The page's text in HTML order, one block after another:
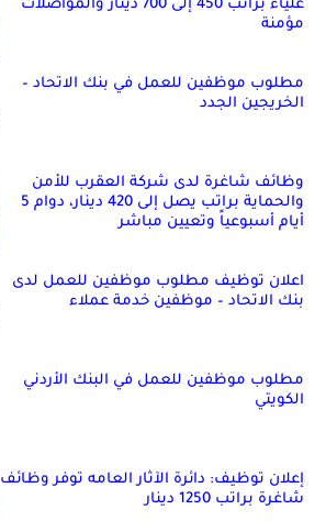
علياء براتب 450 إلى 700 دينار والمواصلات
مؤمنة
مطلوب موظفين للعمل في بنك الاتحاد –
الخريجين الجدد
وظائف شاغرة لدى شركة العقرب للأمن
والحماية براتب يصل إلى 420 دينار، دوام 5
أيام أسبوعياً وتعيين مباشر
اعلان توظيف مطلوب موظفين للعمل لدى
بنك الاتحاد – موظفين خدمة عملاء
مطلوب موظفين للعمل في البنك الأردني
الكويتي
إعلان توظيف: دائرة الآثار العامه توفر وظائف
شاغرة براتب 1250 دينار